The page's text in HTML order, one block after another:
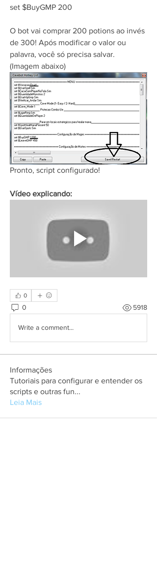
set $BuyGMP 200
O bot vai comprar 200 potions ao invés
de 300! Após modificar o valor ou
palavra, você só precisa salvar.
(Imagem abaixo)
Pronto, script configurado!
Vídeo explicando:
0
0 5918
Write a comment...
Informações
Tutoriais para configurar e entender os
scripts e outras fun...
Leia Mais